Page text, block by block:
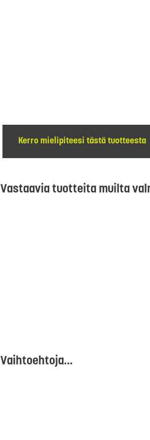
Kerro mielipiteesi tästä tuotteesta
Vastaavia tuotteita muilta
Vaihtoehtoja...